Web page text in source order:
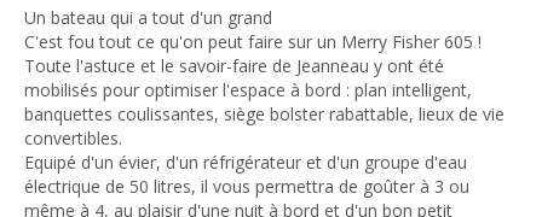
Un bateau qui a tout d'un grand
C'est fou tout ce qu'on peut faire sur un Merry Fisher 605 !
Toute l'astuce et le savoir-faire de Jeanneau y ont été
mobilisés pour optimiser l'espace à bord : plan intelligent,
banquettes coulissantes, siège bolster rabattable, lieux de vie
convertibles.
Equipé d'un évier, d'un réfrigérateur et d'un groupe d'eau
électrique de 50 litres, il vous permettra de goûter à 3 ou
même à 4, au plaisir d'une nuit à bord et d'un bon petit